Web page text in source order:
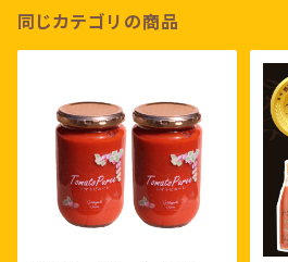
同じカテゴリの商品